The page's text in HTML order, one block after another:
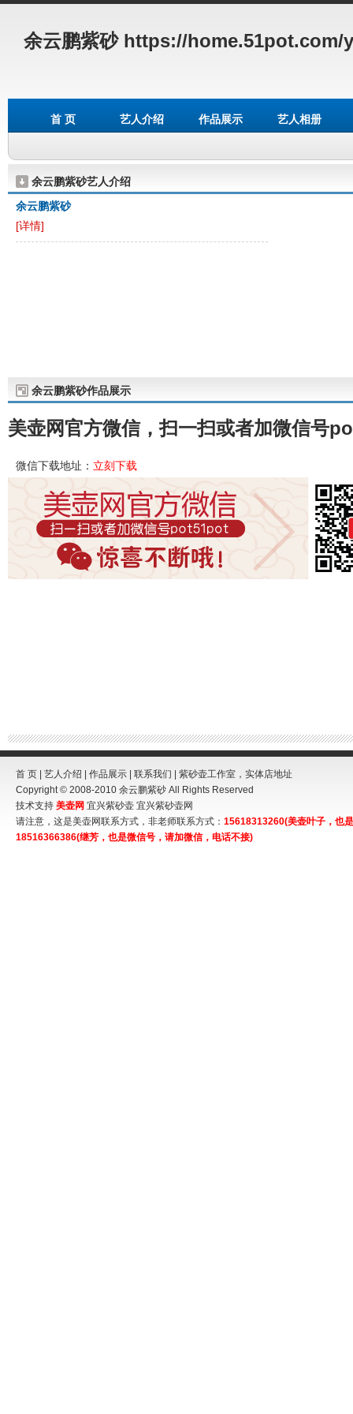
余云鹏紫砂https://home.51pot.com/
首 页 艺人介绍 作品展示 艺人相册
余云鹏紫砂艺人介绍
余云鹏紫砂
[详情]
余云鹏紫砂作品展示
美壶网官方微信，扫一扫或者加微信号
微信下载地址： 立刻下载
首 页 艺人介绍 作品展示 联系我们 | 紫砂壶工作室，实体店地址
Copyright © 2008-2010 余云鹏紫砂 All Rights Reserved
技术支持 美壶网 宜兴紫砂壶 宜兴紫砂壶网
请注意，这是美壶网联系方式，非老师联系方式： 15618313260(美壶叶子，也
18516366386(继芳，也是微信号，请加微信，电话不接)